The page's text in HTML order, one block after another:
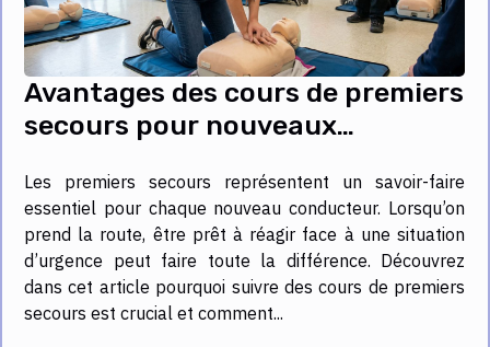
Avantages des cours de premiers
secours pour nouveaux
Les premiers secours représentent un savoir-faire
essentiel pour chaque nouveau conducteur. Lorsqu’on
prend la route, être prêt à réagir face à une situation
d’urgence peut faire toute la différence. Découvrez
dans cet article pourquoi suivre des cours de premiers
secours est crucial et comment...